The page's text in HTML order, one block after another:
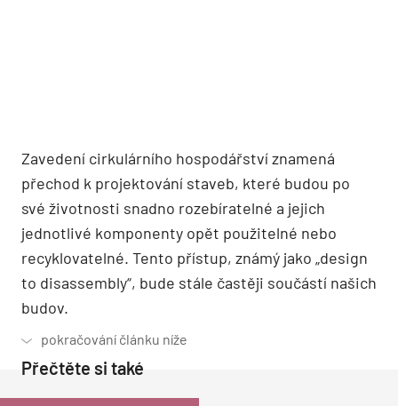
Zavedení cirkulárního hospodářství znamená
přechod k projektování staveb, které budou po
své životnosti snadno rozebíratelné a jejich
jednotlivé komponenty opět použitelné nebo
recyklovatelné. Tento přístup, známý jako „design
to disassembly“, bude stále častěji součástí našich
budov.
Přečtěte si také